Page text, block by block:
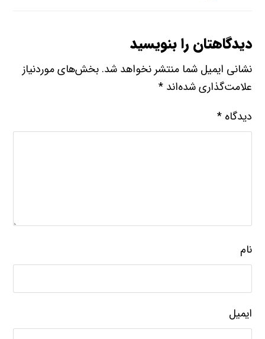
دیدگاهتان را بنویسید
نشانی ایمیل شما منتشر نخواهد شد. بخش‌های موردنیاز
علامت‌گذاری شده‌اند*
دیدگاه*
نام
ایمیل